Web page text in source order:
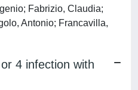
Fabrizio, Claudia;
Antonio; Francavilla,
4 infection with